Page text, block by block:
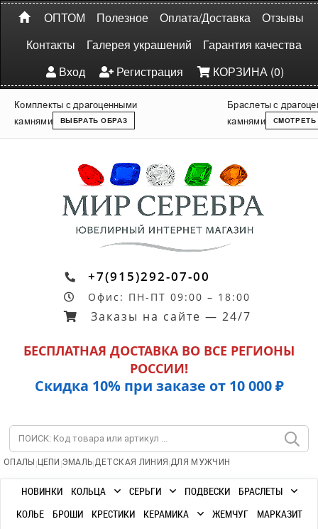
ОПТОМ Полезное Оплата/Доставка
Отзывы
Контакты
Галерея украшений
Гарантия качества
Вход
Регистрация КОРЗИНА (0)
Комплекты с драгоценными
камнями
ВЫБРАТЬ ОБРАЗ
Браслеты с
камнями
СМОТРЕТЬ
+7(915)292-07-00
Офис: ПН-ПТ 09:00 – 18:00
Заказы на сайте — 24/7
БЕСПЛАТНАЯ ДОСТАВКА ВО ВСЕ РЕГИОНЫ
РОССИИ!
Скидка 10% при заказе от 10 000 ₽
ОПАЛЫ | ЦЕПИ |ЭМАЛЬ|ДЕТСКАЯ ЛИНИЯ |ДЛЯ МУЖЧИН
НОВИНКИ КОЛЬЦА СЕРЬГИ ПОДВЕСКИ
БРАСЛЕТЫ
КОЛЬЕ
БРОШИ КРЕСТИКИ КЕРАМИКА ЖЕМЧУГ
МАРКАЗИТ